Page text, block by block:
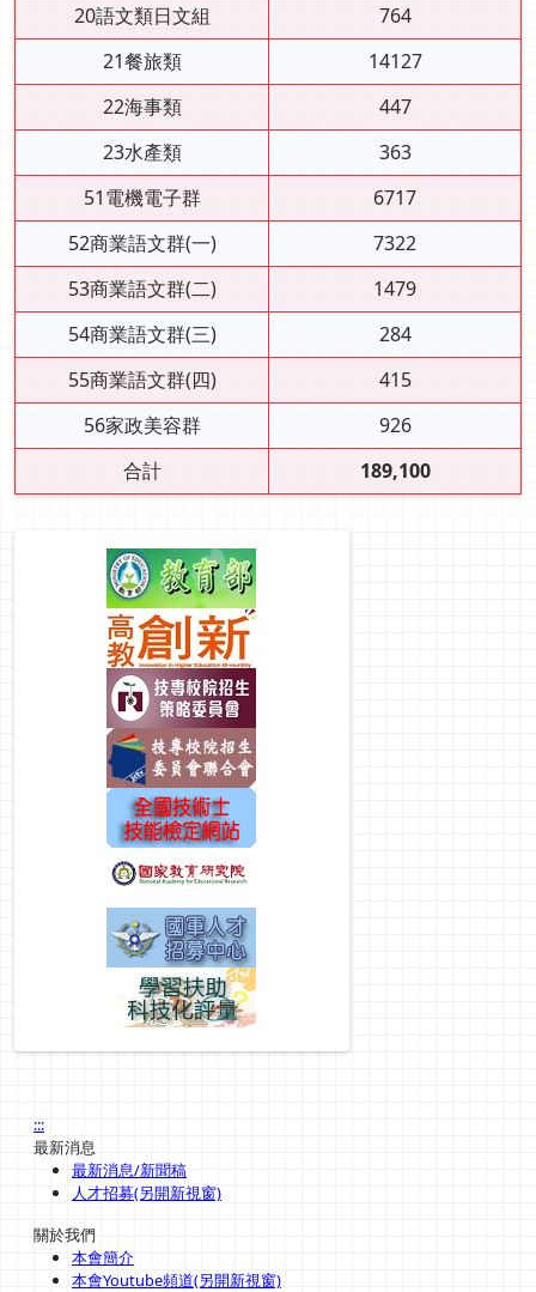
20語文類日文組
764
21餐旅類
14127
22海事類
447
23水產類
363
51電機電子群
6717
52商業語文群(一)
7322
53商業語文群(二)
1479
54商業語文群(三)
284
55商業語文群(四)
415
56家政美容群
926
合計
189,100
:::
最新消息
最新消息/新聞稿
人才招募(另開新視窗)
關於我們
本會簡介
本會Youtube頻道(另開新視窗)